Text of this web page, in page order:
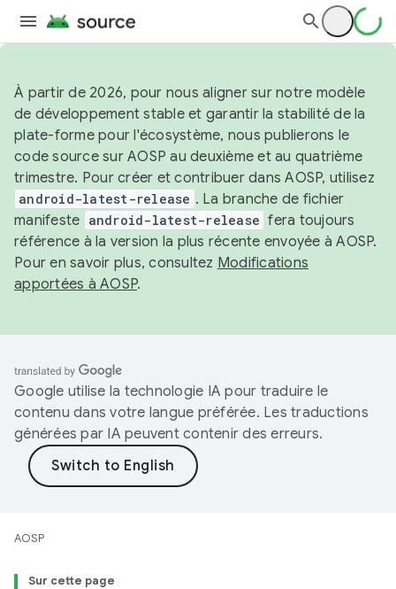
À partir de 2026, pour nous aligner sur notre modèle
de développement stable et garantir la stabilité de la
plate-forme pour l'écosystème, nous publierons le
code source sur AOSP au deuxième et au quatrième
trimestre. Pour créer et contribuer dans AOSP, utilisez
android-latest-release . La branche de fichier
manifeste android-latest-release fera toujours
référence à la version la plus récente envoyée à AOSP.
Pour en savoir plus, consultez Modifications
apportées à AOSP.
Google utilise la technologie IA pour traduire le
contenu dans votre langue préférée. Les traductions
générées par IA peuvent contenir des erreurs.
AOSP
Sur cette page